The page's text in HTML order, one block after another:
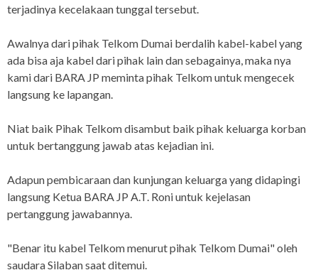
terjadinya kecelakaan tunggal tersebut.
Awalnya dari pihak Telkom Dumai berdalih kabel-kabel yang
ada bisa aja kabel dari pihak lain dan sebagainya, maka nya
kami dari BARA JP meminta pihak Telkom untuk mengecek
langsung ke lapangan.
Niat baik Pihak Telkom disambut baik pihak keluarga korban
untuk bertanggung jawab atas kejadian ini.
Adapun pembicaraan dan kunjungan keluarga yang didapingi
langsung Ketua BARA JP A.T. Roni untuk kejelasan
pertanggung jawabannya.
"Benar itu kabel Telkom menurut pihak Telkom Dumai" oleh
saudara Silaban saat ditemui.